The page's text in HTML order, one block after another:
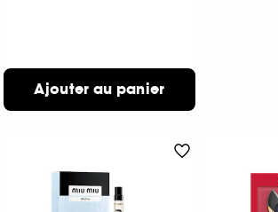
Ajouter au panier